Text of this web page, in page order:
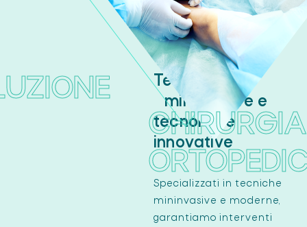
CHIRURGIA
Tecniche
mininvasive e
tecnologie
innovative
Specializzati in tecniche
mininvasive e moderne,
garantiamo interventi